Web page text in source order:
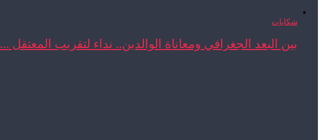
شكايات
بين البعد الجغرافي ومعاناة الوالدين.. نداء لتقريب المعتقل ...